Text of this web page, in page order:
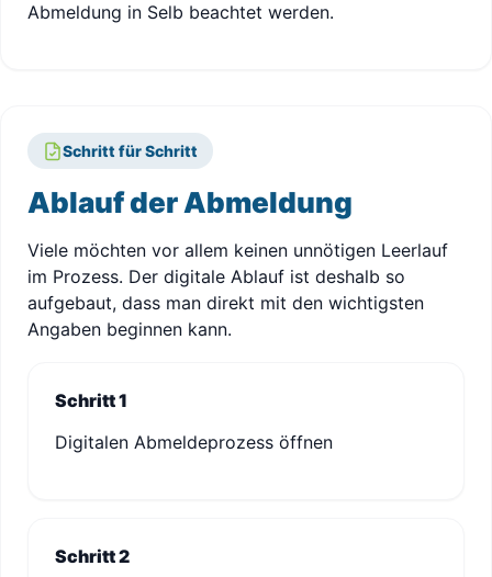
Abmeldung in Selb beachtet werden.
Schritt für Schritt
Ablauf der Abmeldung
Viele möchten vor allem keinen unnötigen Leerlauf
im Prozess. Der digitale Ablauf ist deshalb so
aufgebaut, dass man direkt mit den wichtigsten
Angaben beginnen kann.
Schritt 1
Digitalen Abmeldeprozess öffnen
Schritt 2